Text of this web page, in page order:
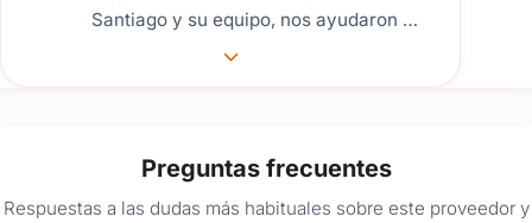
Santiago y su equipo, nos ayudaron en
todo lo q pedimos!
Preguntas frecuentes
Respuestas a las dudas más habituales sobre este proveedor y